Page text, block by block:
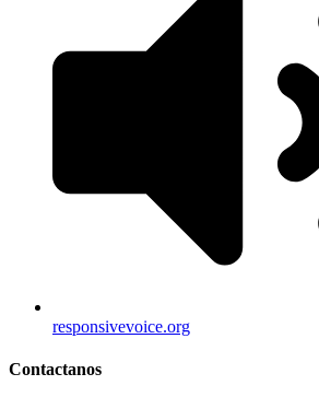
responsivevoice.org
Contactanos